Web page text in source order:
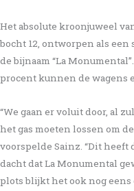
Het absolute kroonjuweel
bocht 12, ontworpen als
de bijnaam “La
procent kunnen de wagens
“We gaan er voluit door, al
het gas moeten lossen om
voorspelde Sainz. “Dit
dacht dat La Monumental
plots blijkt het ook nog